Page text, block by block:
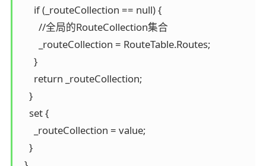
      if (_routeCollection == null) {
        //全局的RouteCollection集合
        _routeCollection = RouteTable.Routes;
      }
      return _routeCollection;
    }
    set {
      _routeCollection = value;
    }